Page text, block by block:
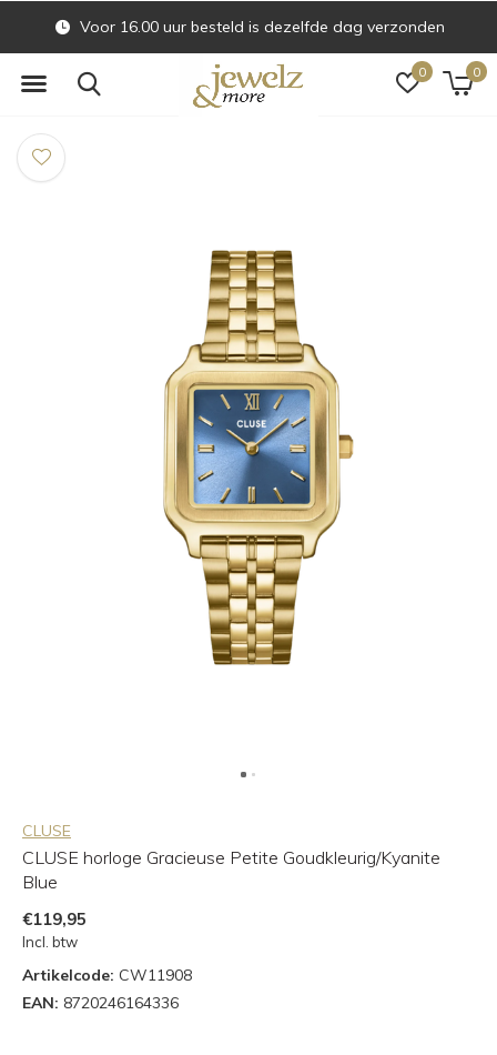
0 0
Voor 16.00 uur besteld is dezelfde dag verzonden
CLUSE
CLUSE horloge Gracieuse Petite Goudkleurig/Kyanite
Blue
€119,95
Incl. btw
Artikelcode: CW11908
EAN: 8720246164336